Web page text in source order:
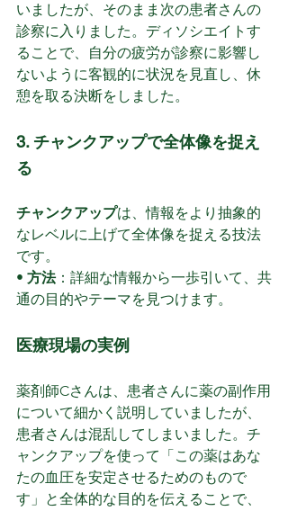
いましたが、そのまま次の患者さんの
診察に入りました。ディソシエイトす
ることで、自分の疲労が診察に影響し
ないように客観的に状況を見直し、休
憩を取る決断をしました。
3. チャンクアップで全体像を捉え
る
チャンクアップは、情報をより抽象的
なレベルに上げて全体像を捉える技法
です。
• 方法：詳細な情報から一歩引いて、共
通の目的やテーマを見つけます。
医療現場の実例
薬剤師Cさんは、患者さんに薬の副作用
について細かく説明していましたが、
患者さんは混乱してしまいました。チ
ャンクアップを使って「この薬はあな
たの血圧を安定させるためのもので
す」と全体的な目的を伝えることで、